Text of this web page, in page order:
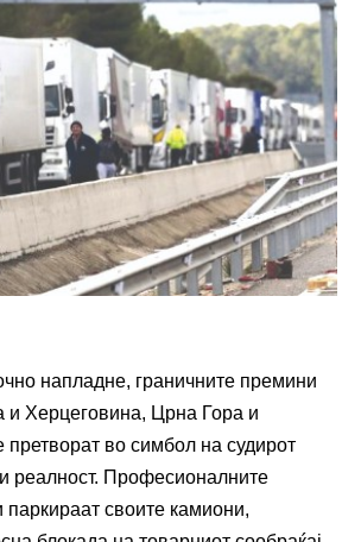
напладне, граничните премини
и Херцеговина, Црна Гора и
претворат во симбол на судирот
реалност. Професионалните
паркираат своите камиони,